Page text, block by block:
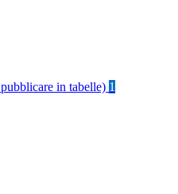
in tabelle) 1